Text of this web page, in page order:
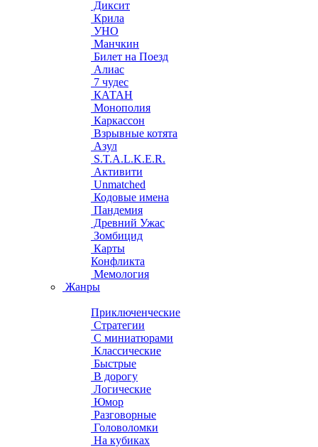
Диксит
Крила
УНО
Манчкин
Билет на Поезд
Алиас
7 чудес
КАТАН
Монополия
Каркассон
Взрывные котята
Азул
S.T.A.L.K.E.R.
Активити
Unmatched
Кодовые имена
Пандемия
Древний Ужас
Зомбицид
Карты
Конфликта
Мемология
Жанры
Приключенческие
Стратегии
С миниатюрами
Классические
Быстрые
В дорогу
Логические
Юмор
Разговорные
Головоломки
На кубиках